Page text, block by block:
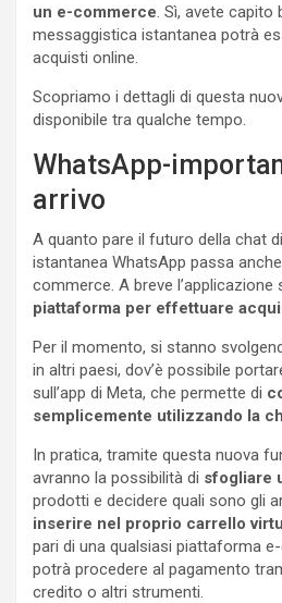
un e-commerce . Sì, avete capito
messaggistica istantanea potrà
acquisti online.
Scopriamo i dettagli di questa
disponibile tra qualche tempo.
WhatsApp-
arrivo
A quanto pare il futuro della chat
istantanea WhatsApp passa
commerce. A breve
piattaforma per effettuare
Per il momento, si stanno
in altri paesi, dov’è possibile
sull’app di Meta, che permette di
semplicemente utilizzando la
In pratica, tramite questa nuova
avranno la possibilità di sfogliare
prodotti e decidere quali sono gli
inserire nel proprio carrello
pari di una qualsiasi piattaforma
potrà procedere al pagamento
credito o altri strumenti.